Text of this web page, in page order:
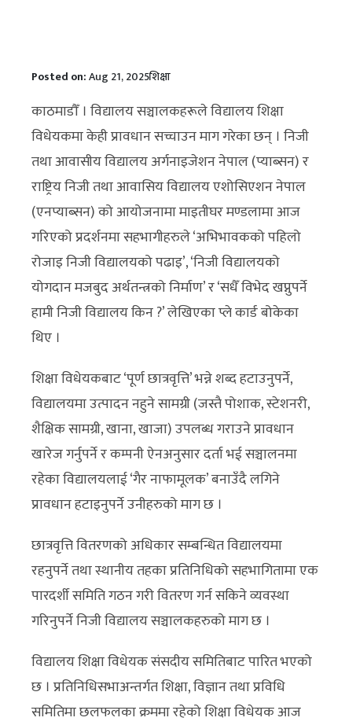
Posted on:Aug 21, 2025शिक्षा
काठमाडौँ । विद्यालय सञ्चालकहरूले विद्यालय शिक्षा
विधेयकमा केही प्रावधान सच्चाउन माग गरेका छन् । निजी
तथा आवासीय विद्यालय अर्गनाइजेशन नेपाल (प्याब्सन) र
राष्ट्रिय निजी तथा आवासिय विद्यालय एशोसिएशन नेपाल
(एनप्याब्सन) को आयोजनामा माइतीघर मण्डलामा आज
गरिएको प्रदर्शनमा सहभागीहरुले ‘अभिभावकको पहिलो
रोजाइ निजी विद्यालयको पढाइ’, ‘निजी विद्यालयको
योगदान मजबुद अर्थतन्त्रको निर्माण’ र ‘सधैँ विभेद खप्नुपर्ने
हामी निजी विद्यालय किन ?’ लेखिएका प्ले कार्ड बोकेका
थिए ।
शिक्षा विधेयकबाट ‘पूर्ण छात्रवृत्ति’ भन्ने शब्द हटाउनुपर्ने,
विद्यालयमा उत्पादन नहुने सामग्री (जस्तै पोशाक, स्टेशनरी,
शैक्षिक सामग्री, खाना, खाजा) उपलब्ध गराउने प्रावधान
खारेज गर्नुपर्ने र कम्पनी ऐनअनुसार दर्ता भई सञ्चालनमा
रहेका विद्यालयलाई ‘गैर नाफामूलक’ बनाउँदै लगिने
प्रावधान हटाइनुपर्ने उनीहरुको माग छ ।
छात्रवृत्ति वितरणको अधिकार सम्बन्धित विद्यालयमा
रहनुपर्ने तथा स्थानीय तहका प्रतिनिधिको सहभागितामा एक
पारदर्शी समिति गठन गरी वितरण गर्न सकिने व्यवस्था
गरिनुपर्ने निजी विद्यालय सञ्चालकहरुको माग छ ।
विद्यालय शिक्षा विधेयक संसदीय समितिबाट पारित भएको
छ । प्रतिनिधिसभाअन्तर्गत शिक्षा, विज्ञान तथा प्रविधि
समितिमा छलफलका क्रममा रहेको शिक्षा विधेयक आज